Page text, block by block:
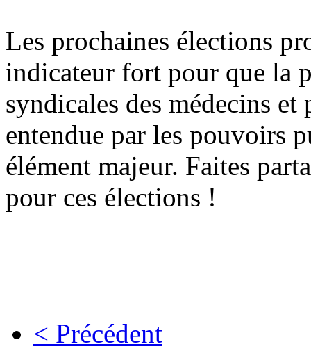
Les prochaines élections
indicateur fort pour que la
syndicales des médecins
entendue par les pouvoirs
élément majeur. Faites
pour ces élections !
< Précédent